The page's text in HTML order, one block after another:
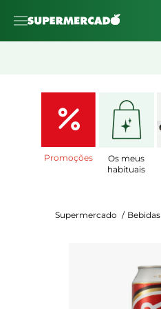
Promoções
Os meus
habituais
Supermercado / Bebidas